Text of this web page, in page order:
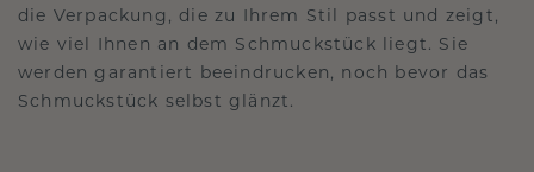
die Verpackung, die zu Ihrem Stil passt und zeigt,
wie viel Ihnen an dem Schmuckstück liegt. Sie
werden garantiert beeindrucken, noch bevor das
Schmuckstück selbst glänzt.